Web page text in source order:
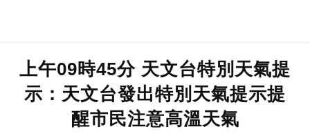
上午09時45分 天文台特別天氣提
示：天文台發出特別天氣提示提
醒市民注意高溫天氣